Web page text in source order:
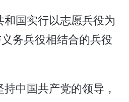
国实行以志愿兵役为
务兵役相结合的兵役
中国共产党的领导，